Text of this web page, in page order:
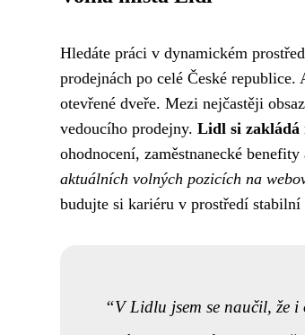
Hledáte práci v dynamickém
prodejnách po celé České
otevřené dveře. Mezi nejčastěji
vedoucího prodejny. Lidl si zakládá
ohodnocení, zaměstnanecké
aktuálních volných pozicích na
budujte si kariéru v prostředí
V Lidlu jsem se naučil, že i